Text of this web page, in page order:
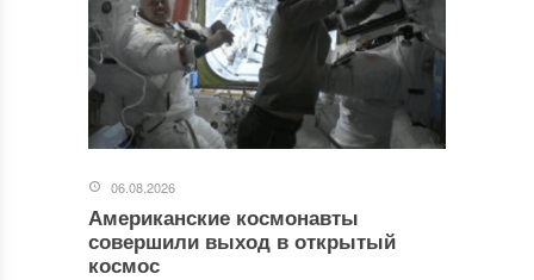
06.08.2026
Американские космонавты
совершили выход в открытый
космос